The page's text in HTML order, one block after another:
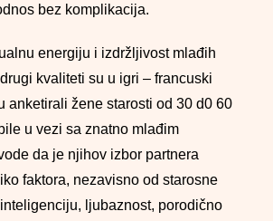
bez komplikacija.
energiju i izdržljivost mlađih
kvaliteti su u igri – francuski
anketirali žene starosti od 30 d0 60
u vezi sa znatno mlađim
da je njihov izbor partnera
faktora, nezavisno od starosne
ljubaznost, porodično